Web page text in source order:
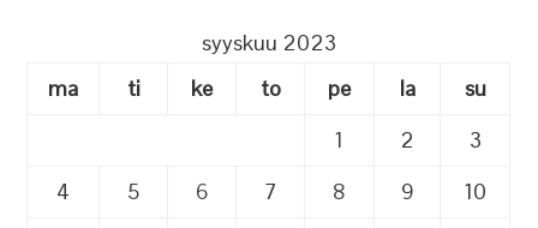
syyskuu 2023
ma
ti ke to pe la
su
1
2
3
4
5 6 7 8 9
10